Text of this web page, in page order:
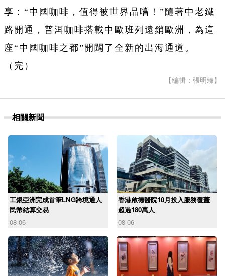
享：“中國咖啡，值得被世界品嚐！”隨著中老鐵
路開通，普洱咖啡搭載中歐班列遠銷歐洲，為這
座“中國咖啡之都”開闢了全新的出海通道。
（完）
【編輯：張明臻】
相關新聞
工銀亞洲完成首筆LNG跨境通人
民幣結算交易
08-06
香港啟德醫院10月投入服務覆蓋
超過180萬人
08-06